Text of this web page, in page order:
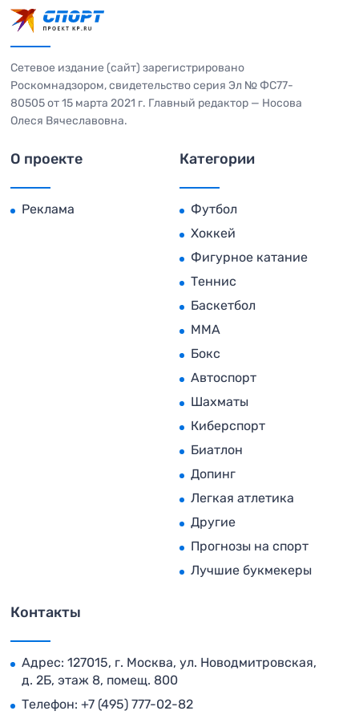
Сетевое издание (сайт) зарегистрировано
Роскомнадзором, свидетельство серия Эл № ФС77-
80505 от 15 марта 2021 г. Главный редактор — Носова
Олеся Вячеславовна.
О проекте
Реклама
Категории
Футбол
Хоккей
Фигурное катание
Теннис
Баскетбол
MMA
Бокс
Автоспорт
Шахматы
Киберспорт
Биатлон
Допинг
Легкая атлетика
Другие
Прогнозы на спорт
Лучшие букмекеры
Контакты
Адрес: 127015, г. Москва, ул. Новодмитровская,
д. 2Б, этаж 8, помещ. 800
Телефон: +7 (495) 777-02-82